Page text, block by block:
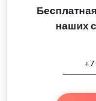
наших